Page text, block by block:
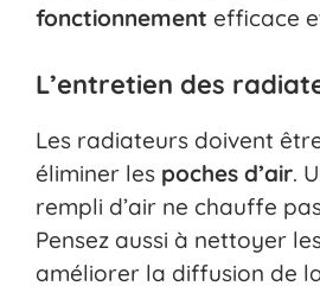
fonctionnement efficace
L’entretien des
Les radiateurs doivent
éliminer les poches d’air.
rempli d’air ne chauffe
Pensez aussi à nettoyer
améliorer la diffusion de